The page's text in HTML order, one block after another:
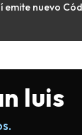
emite nuevo
luis